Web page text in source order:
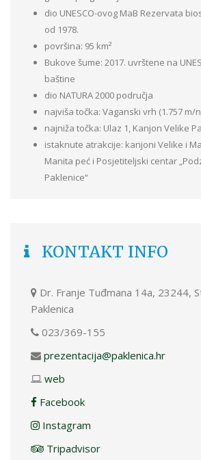
dio UNESCO-ovog MaB Rezervata
od 1978.
površina: 95 km²
Bukove šume: 2017. uvrštene na
baštine
dio NATURA 2000 područja
najviša točka: Vaganski vrh (1.757 m/
najniža točka: Ulaz 1, Kanjon Velike
istaknute atrakcije: kanjoni Velike i
Manita peć i Posjetiteljski centar
Paklenice“
KONTAKT INFO
Dr. Franje Tuđmana 14a, 23244,
Paklenica
023/369-155
prezentacija@paklenica.hr
web
Facebook
Instagram
Tripadvisor